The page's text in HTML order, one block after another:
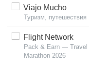
Viajo Mucho
Туризм, путешествия
Flight Network
Pack & Earn — Travel
Marathon 2026